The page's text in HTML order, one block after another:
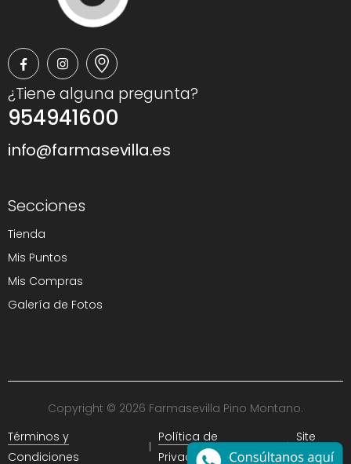
¿Tiene alguna pregunta?
954941600
info@farmasevilla.es
Secciones
Tienda
Mis Puntos
Mis Compras
Galería de Fotos
Copyright © 2026 Farmasevilla Pino Montano.
Términos y
Condiciones
Política de
Privacidad
Site
Map